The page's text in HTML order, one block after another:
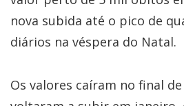
nova subida até o pico de
diários na véspera do Natal.
Os valores caíram no final